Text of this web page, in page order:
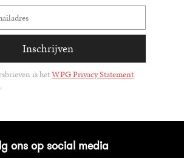
Inschrijven
is hetWPG Privacy Statement
ons op social media